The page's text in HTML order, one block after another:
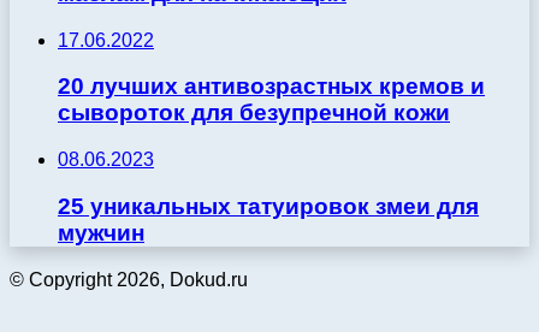
17.06.2022
20 лучших антивозрастных кремов и
сывороток для безупречной кожи
08.06.2023
25 уникальных татуировок змеи для
мужчин
© Copyright 2026, Dokud.ru